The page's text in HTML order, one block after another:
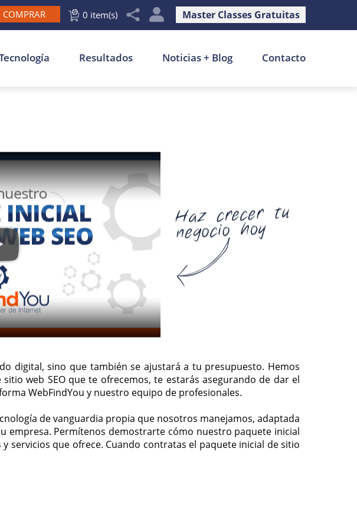
Master Classes Gratuitas
0 item(s)
COMPRAR
Resultados Noticias + Blog Contacto
digital, sino que también se ajustará a tu presupuesto. Hemos
web SEO que te ofrecemos, te estarás asegurando de dar el
WebFindYou y nuestro equipo de profesionales.
de vanguardia propia que nosotros manejamos, adaptada
empresa. Permítenos demostrarte cómo nuestro paquete inicial
servicios que ofrece. Cuando contratas el paquete inicial de sitio